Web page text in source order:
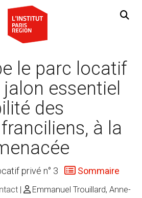
le parc locatif
jalon essentiel
des
à la
privé n° 3 Sommaire
Emmanuel Trouillard, Anne-